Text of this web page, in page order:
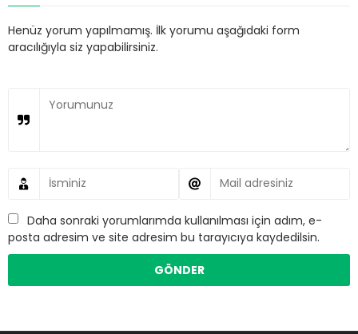
Henüz yorum yapılmamış. İlk yorumu aşağıdaki form
aracılığıyla siz yapabilirsiniz.
Daha sonraki yorumlarımda kullanılması için adım, e-
posta adresim ve site adresim bu tarayıcıya kaydedilsin.